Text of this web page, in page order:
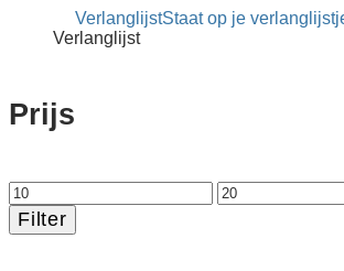
VerlanglijstStaat op je
Verlanglijst
Prijs
Min.
prijs
Max.
Filter